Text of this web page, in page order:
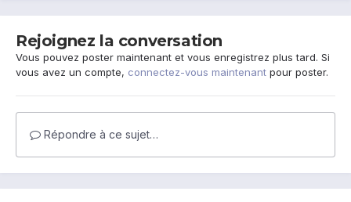
Rejoignez la conversation
Vous pouvez poster maintenant et vous enregistrez plus tard. Si
vous avez un compte, connectez-vous maintenant pour poster.
Répondre à ce sujet…